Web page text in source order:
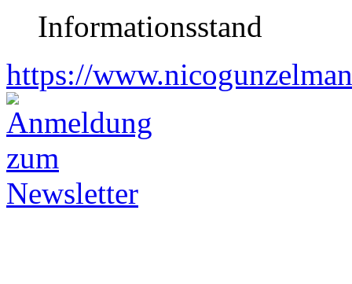
Informationsstand
https://